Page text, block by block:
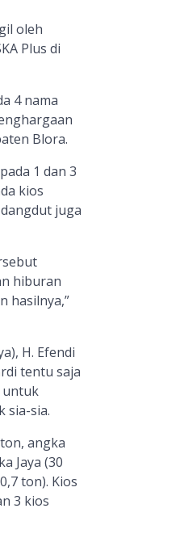
oleh
Plus di
4 nama
Blora.
1 dan 3
kios
juga
hiburan
hasilnya,”
H. Efendi
tentu saja
untuk
sia-sia.
angka
Jaya (30
ton). Kios
3 kios